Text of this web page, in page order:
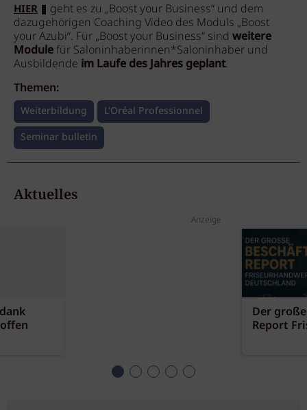
HIER
geht es zu „Boost your Business“ und dem
dazugehörigen Coaching Video des Moduls „Boost
your Azubi“. Für „Boost your Business“ sind weitere
Module für Saloninhaberinnen*Saloninhaber und
Ausbildende im Laufe des Jahres geplant.
Themen:
Weiterbildung
L'Oréal Professionnel
Seminar bulletin
Aktuelles
Anzeige
Der
Report